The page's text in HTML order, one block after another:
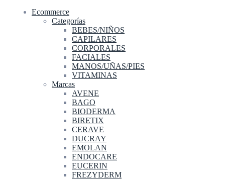
Ecommerce
Categorías
BEBES/NIÑOS
CAPILARES
CORPORALES
FACIALES
MANOS/UÑAS/PIES
VITAMINAS
Marcas
AVENE
BAGO
BIODERMA
BIRETIX
CERAVE
DUCRAY
EMOLAN
ENDOCARE
EUCERIN
FREZYDERM